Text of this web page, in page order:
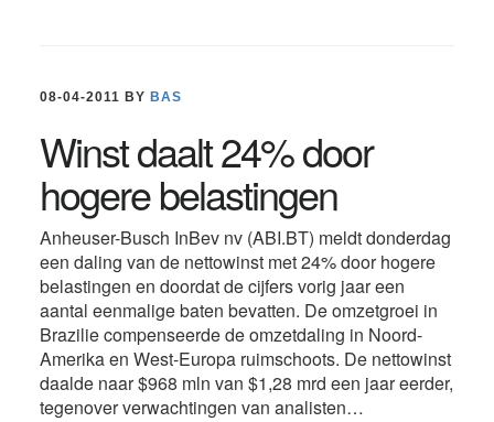
08-04-2011 BY BAS
Winst daalt 24% door
hogere belastingen
Anheuser-Busch InBev nv (ABI.BT) meldt donderdag
een daling van de nettowinst met 24% door hogere
belastingen en doordat de cijfers vorig jaar een
aantal eenmalige baten bevatten. De omzetgroei in
Brazilie compenseerde de omzetdaling in Noord-
Amerika en West-Europa ruimschoots. De nettowinst
daalde naar $968 mln van $1,28 mrd een jaar eerder,
tegenover verwachtingen van analisten…